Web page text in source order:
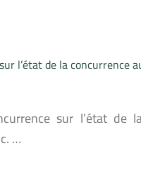
l’état de la
sur l’état de
…